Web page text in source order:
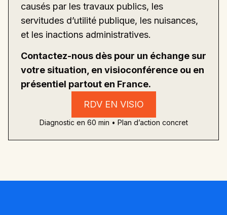
causés par les travaux publics, les
servitudes d’utilité publique, les nuisances,
et les inactions administratives.
Contactez-nous dès pour un échange sur
votre situation, en visioconférence ou en
présentiel partout en France.
RDV EN VISIO
Diagnostic en 60 min • Plan d’action concret